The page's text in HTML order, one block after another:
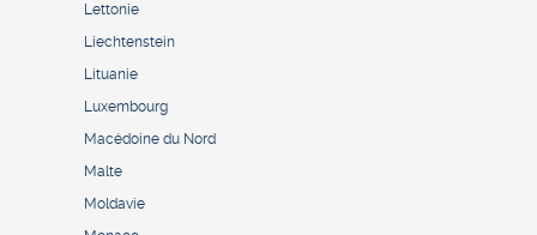
Lettonie
Liechtenstein
Lituanie
Luxembourg
Macédoine du Nord
Malte
Moldavie